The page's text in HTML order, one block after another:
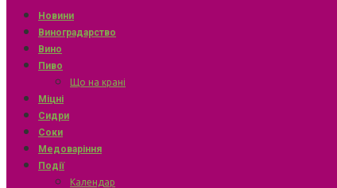
Новини
Виноградарство
Вино
Пиво
Що на крані
Міцні
Сидри
Соки
Медоваріння
Події
Календар